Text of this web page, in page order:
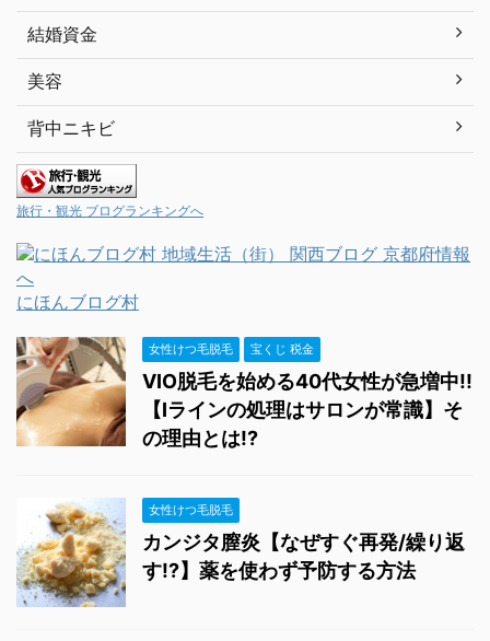
結婚資金
美容
背中ニキビ
旅行・観光 ブログランキングへ
にほんブログ村
女性けつ毛脱毛 宝くじ 税金
VIO脱毛を始める40代女性が急増中!!
【Iラインの処理はサロンが常識】そ
の理由とは!?
女性けつ毛脱毛
カンジタ膣炎【なぜすぐ再発/繰り返
す!?】薬を使わず予防する方法